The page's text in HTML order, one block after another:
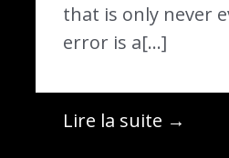
that is only never
error is a[…]
Lire la suite →